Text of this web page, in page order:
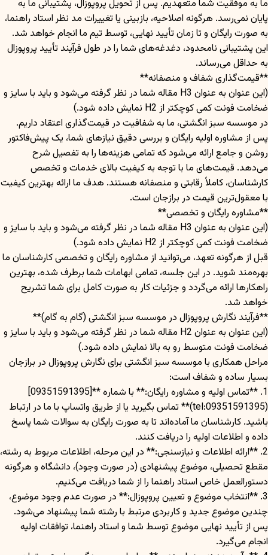
ما به موفقیت شما متعهدیم. پس از تحویل پروپوزال، پشتیبانی ما به
پایان نمی‌رسد. هرگونه اصلاحیه، بازبینی یا تغییرات مد نظر استاد راهنما،
به صورت رایگان و تا زمان تأیید نهایی، توسط تیم ما انجام خواهد شد.
این پشتیبانی نامحدود، دغدغه‌های شما را در طول فرآیند تأیید پروپوزال
به حداقل می‌رساند.
**قیمت‌گذاری شفاف و منصفانه**
(این عنوان به عنوان H3 مقاله شما در نظر گرفته می‌شود و باید با سایز و
ضخامت فونت کمی کوچکتر از H2 نمایش داده شود.)
در موسسه سبز انگشتی، ما به شفافیت در قیمت‌گذاری اعتقاد داریم.
پس از مشاوره اولیه رایگان و بررسی دقیق نیازهای شما، یک پیش‌فاکتور
روشن و جامع ارائه می‌شود که تمامی هزینه‌ها را به تفصیل شرح
می‌دهد. قیمت‌های ما با توجه به کیفیت بالای خدمات و تخصص
کارشناسان، کاملاً رقابتی و منصفانه هستند. هدف ما ارائه بهترین کیفیت
با معقول‌ترین قیمت در برازجان است.
**مشاوره رایگان و تخصصی**
(این عنوان به عنوان H3 مقاله شما در نظر گرفته می‌شود و باید با سایز و
ضخامت فونت کمی کوچکتر از H2 نمایش داده شود.)
قبل از هرگونه تعهد، می‌توانید از مشاوره رایگان و تخصصی کارشناسان ما
بهره‌مند شوید. در این جلسه، تمامی ابهامات شما برطرف شده، بهترین
راهکارها ارائه می‌گردد و جزئیات کار به صورت کامل برای شما تشریح
خواهد شد.
**فرآیند نگارش پروپوزال در موسسه سبز انگشتی (گام به گام)**
(این عنوان به عنوان H2 مقاله شما در نظر گرفته می‌شود و باید با سایز و
ضخامت فونت متوسط رو به بالا نمایش داده شود.)
مراحل همکاری با موسسه سبز انگشتی برای نگارش پروپوزال در برازجان
بسیار ساده و شفاف است:
1. **تماس اولیه و مشاوره رایگان:** با شماره **[09351591395]
(tel:09351591395)** تماس بگیرید یا از طریق واتساپ با ما در ارتباط
باشید. کارشناسان ما آماده‌اند تا به صورت رایگان به سوالات شما پاسخ
داده و اطلاعات اولیه را دریافت کنند.
2. **ارائه اطلاعات و نیازسنجی:** در این مرحله، اطلاعات مربوط به رشته،
مقطع تحصیلی، موضوع پیشنهادی (در صورت وجود)، دانشگاه و هرگونه
دستورالعمل خاص استاد راهنما را از شما دریافت می‌کنیم.
3. **انتخاب موضوع و تعیین پروپوزال:** در صورت عدم وجود موضوع،
چندین موضوع جدید و کاربردی مرتبط با رشته شما پیشنهاد می‌شود.
پس از تأیید نهایی موضوع توسط شما و استاد راهنما، توافقات اولیه
انجام می‌گیرد.